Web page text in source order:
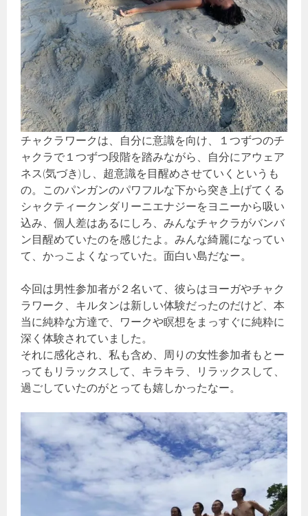
チャクラワークは、自分に意識を向け、１つずつのチ
ャクラで１つずつ段階を踏みながら、自分にアウェア
ネス(気づき)し、超意識を目醒めさせていくというも
の。このパンガンのパワフルな下から突き上げてくる
シャクティークンダリーニエナジーをヨニーから吸い
込み、個人差はあるにしろ、みんなチャクラがバンバ
ン目醒めていたのを感じたよ。みんな綺麗になってい
て、かっこよくなっていた。面白い島だなー。
今回は男性参加者が２名いて、彼らはヨーガやチャク
ラワーク、キルタンは新しい体験だったのだけど、本
当に純粋な方達で、ワークや瞑想をまっすぐに純粋に
深く体験されていました。
それに感化され、私も含め、周りの女性参加者もとー
ってもリラックスして、キラキラ、リラックスして、
過ごしていたのがとっても嬉しかったなー。